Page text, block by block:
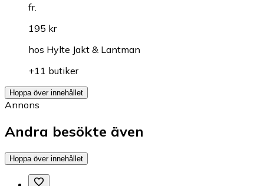
fr.
195 kr
hos Hylte Jakt & Lantman
+11 butiker
Hoppa över innehållet
Annons
Andra besökte även
Hoppa över innehållet